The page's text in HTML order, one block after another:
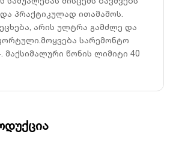
პრაქტიკულად ითამაშოს.
არის ულტრა გამძლე და
სარემონტო
მაქსიმალური წონის ლიმიტი 40